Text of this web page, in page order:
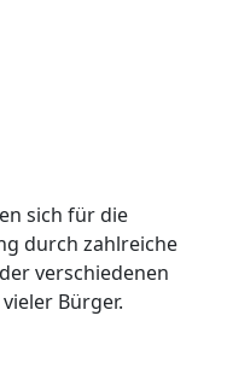
sich für die
durch zahlreiche
verschiedenen
Bürger.